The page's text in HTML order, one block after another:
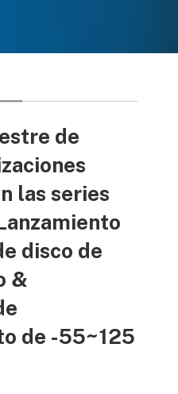
de
las series
disco de
&
de -55~125